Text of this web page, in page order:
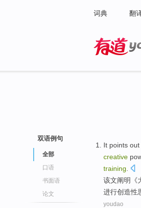
词典 翻
双语例句
全部
口语
书面语
论文
It points out
creative
training
该文阐明《
进行创造性
youdao